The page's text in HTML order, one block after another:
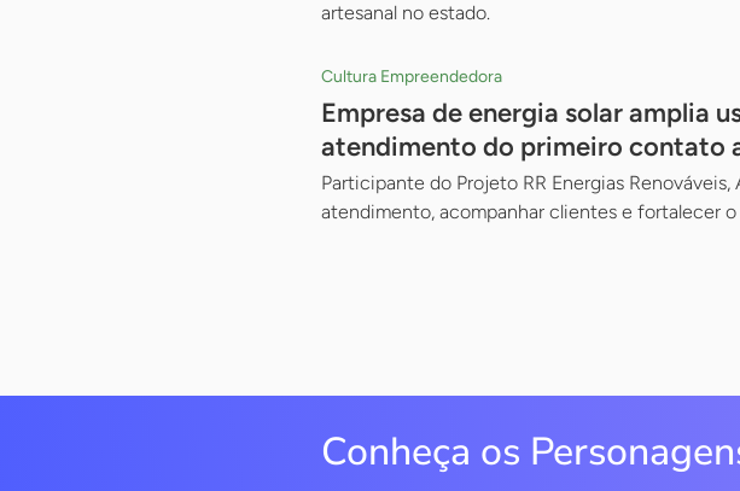
artesanal no estado.
Cultura Empreendedora
Empresa de energia solar amplia
atendimento do primeiro contato
Participante do Projeto RR Energias
atendimento, acompanhar clientes e fortalecer
Conheça os